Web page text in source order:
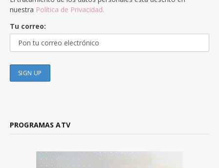
nuestra Política de Privacidad.
Tu correo:
PROGRAMAS ATV